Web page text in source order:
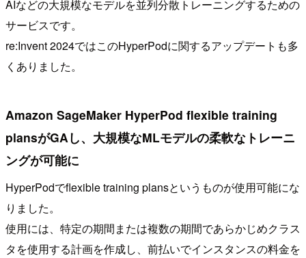
AIなどの大規模なモデルを並列分散トレーニングするための
サービスです。
re:Invent 2024ではこのHyperPodに関するアップデートも多
くありました。
Amazon SageMaker HyperPod flexible training
plansがGAし、大規模なMLモデルの柔軟なトレーニ
ングが可能に
HyperPodでflexible training plansというものが使用可能にな
りました。
使用には、特定の期間または複数の期間であらかじめクラス
タを使用する計画を作成し、前払いでインスタンスの料金を